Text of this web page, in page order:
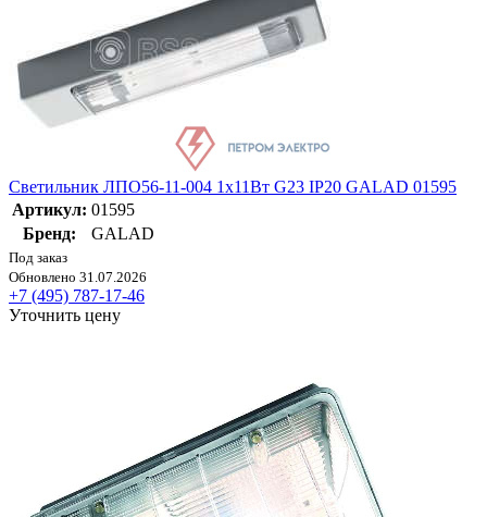
Светильник ЛПО56-11-004 1х11Вт G23 IP20 GALAD 01595
Артикул: 01595
Бренд:
GALAD
Под заказ
Обновлено 31.07.2026
+7 (495) 787-17-46
Уточнить цену